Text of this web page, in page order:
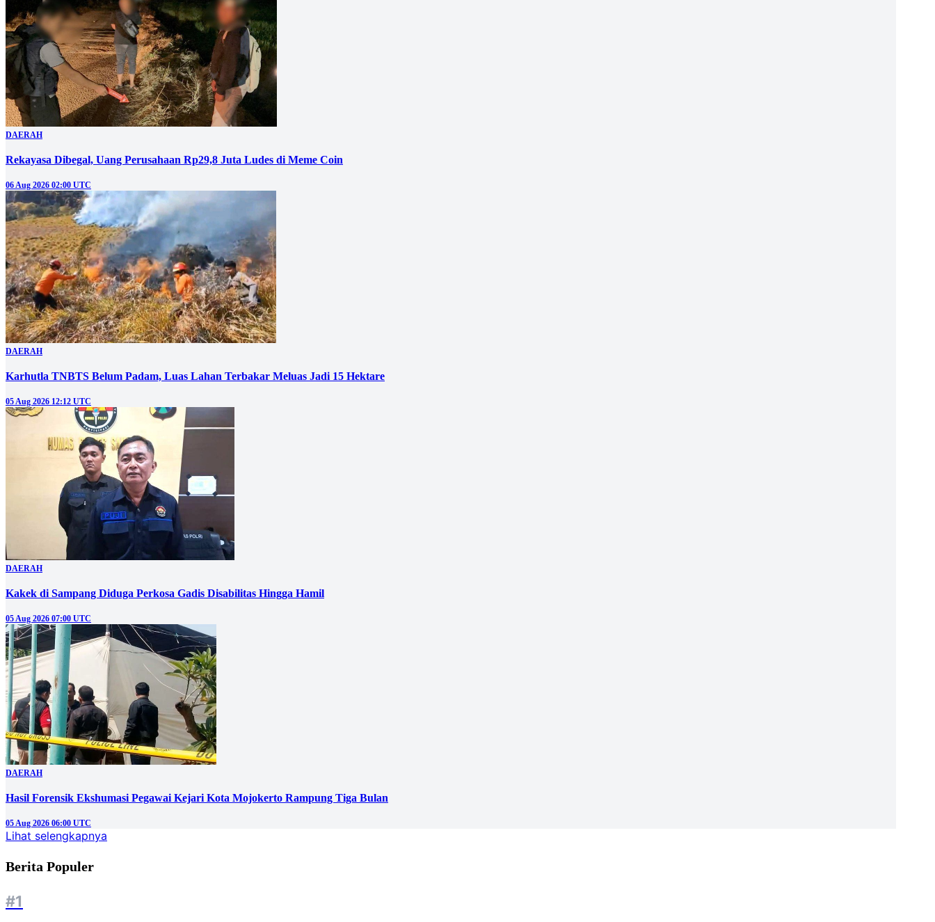
DAERAH
Rekayasa Dibegal, Uang Perusahaan Rp29,8 Juta Ludes di Meme Coin
06 Aug 2026 02:00 UTC
DAERAH
Karhutla TNBTS Belum Padam, Luas Lahan Terbakar Meluas Jadi 15 Hektare
05 Aug 2026 12:12 UTC
DAERAH
Kakek di Sampang Diduga Perkosa Gadis Disabilitas Hingga Hamil
05 Aug 2026 07:00 UTC
DAERAH
Hasil Forensik Ekshumasi Pegawai Kejari Kota Mojokerto Rampung Tiga Bulan
05 Aug 2026 06:00 UTC
Lihat selengkapnya
Berita Populer
#1